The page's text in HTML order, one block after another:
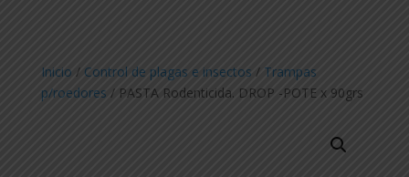
Inicio / Control de plagas e insectos / Trampas
p/roedores / PASTA Rodenticida. DROP -POTE x 90grs